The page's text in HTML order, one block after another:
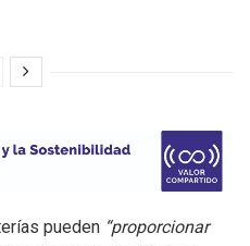
pueden “proporcionar